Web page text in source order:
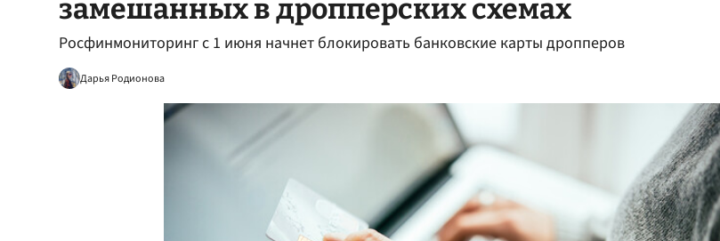
замешанных в дропперских схемах
Росфинмониторинг с 1 июня начнет блокировать банковские карты дропперов
Дарья Родионова